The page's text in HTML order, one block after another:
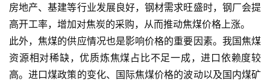
房地产、基建等行业发展良好，钢材需求旺盛时，钢厂会提
高开工率，增加对焦炭的采购，从而推动焦煤价格上涨。
此外，焦煤的供应情况也是影响价格的重要因素。我国焦煤
资源相对稀缺，优质炼焦煤占比不足一成，进口依赖度较
高。进口煤政策的变化、国际焦煤价格的波动以及国内煤矿